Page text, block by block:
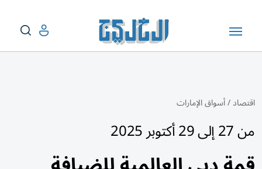
اقتصاد/أسواق الإمارات
من 27 إلى 29 أكتوبر 2025